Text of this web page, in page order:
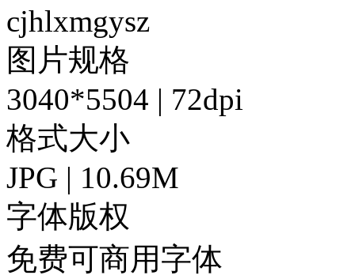
cjhlxmgysz
图片规格
3040*5504 | 72dpi
格式大小
JPG | 10.69M
字体版权
免费可商用字体